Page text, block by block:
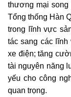
thương mại song
Tổng thống Hàn
trong lĩnh vực
tác sang các
xe điện; tăng
tài nguyên năng
yếu cho công
quan trọng.